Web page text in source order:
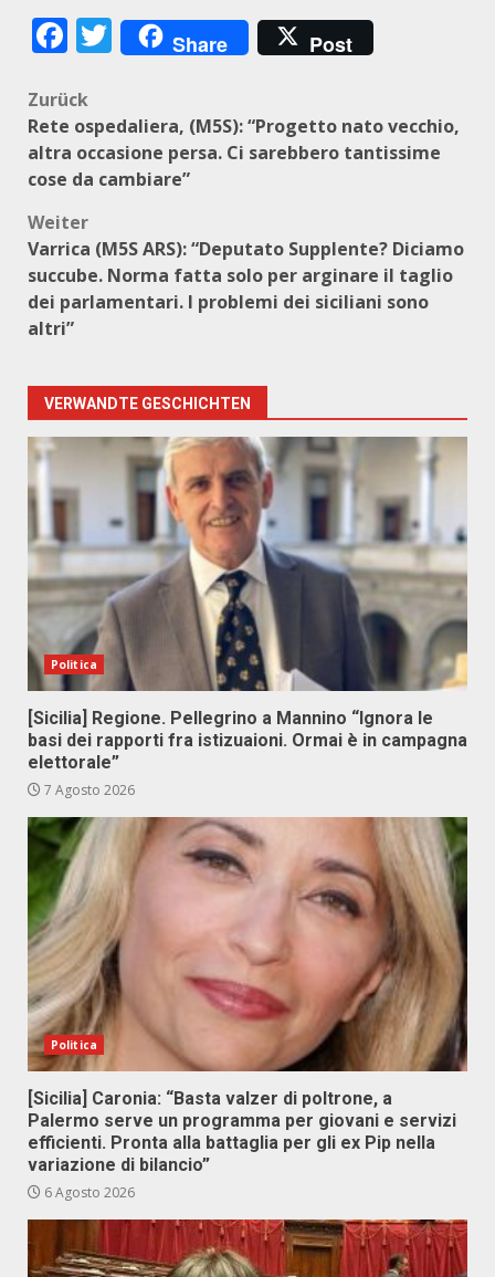
Facebook
Twitter
Share Post
Beitragsnavigation
Zurück
Rete ospedaliera, (M5S): “Progetto nato vecchio,
altra occasione persa. Ci sarebbero tantissime
cose da cambiare”
Weiter
Varrica (M5S ARS): “Deputato Supplente? Diciamo
succube. Norma fatta solo per arginare il taglio
dei parlamentari. I problemi dei siciliani sono
altri”
VERWANDTE GESCHICHTEN
Politica
[Sicilia] Regione. Pellegrino a Mannino “Ignora le
basi dei rapporti fra istizuaioni. Ormai è in campagna
elettorale”
7 Agosto 2026
Politica
[Sicilia] Caronia: “Basta valzer di poltrone, a
Palermo serve un programma per giovani e servizi
efficienti. Pronta alla battaglia per gli ex Pip nella
variazione di bilancio”
6 Agosto 2026